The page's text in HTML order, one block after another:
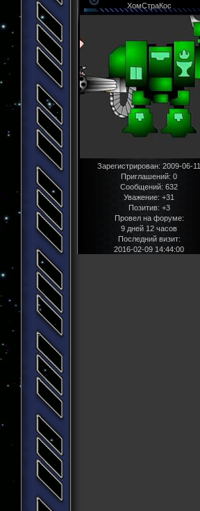
ХомСтраКос
Зарегистрирован: 2009-06-11
Приглашений: 0
Сообщений: 632
Уважение: +31
Позитив: +3
Провел на форуме:
9 дней 12 часов
Последний визит:
2016-02-09 14:44:00